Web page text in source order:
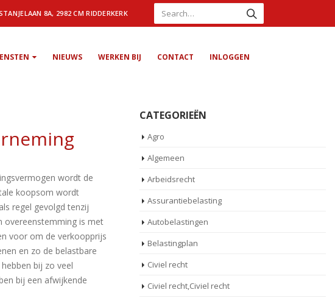
8A, 2982 CM RIDDERKERK
NIEUWS WERKEN BIJ CONTACT INLOGGEN
wordt de
koopsom wordt
regel gevolgd tenzij
overeenstemming is met
voor om de verkoopprijs
en zo de belastbare
bij zo veel
bij een afwijkende
CATEGORIEËN
Agro
Algemeen
Arbeidsrecht
Assurantiebelasting
Autobelastingen
Belastingplan
Civiel recht
Civiel recht,Civiel recht